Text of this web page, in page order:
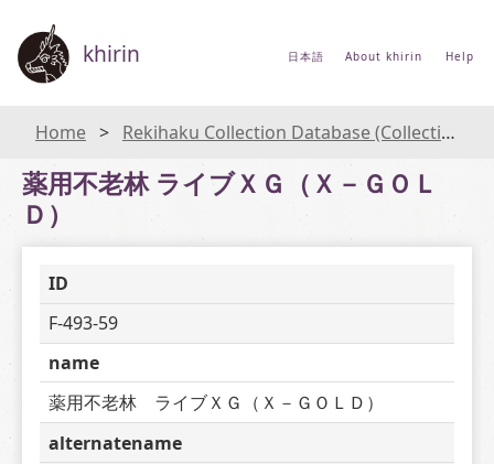
khirin 日本語 About khirin Help
Home Rekihaku Collection Database (Collections Database of the National Museum of Japanese History)
薬用不老林 ライブＸＧ（Ｘ－ＧＯＬ
Ｄ）
ID
F-493-59
name
薬用不老林　ライブＸＧ（Ｘ－ＧＯＬＤ）
alternatename